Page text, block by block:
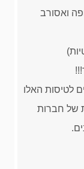
ואסורב
לטיסות האלו
של חברות